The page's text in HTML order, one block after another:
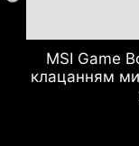
MSI Game
клацанням